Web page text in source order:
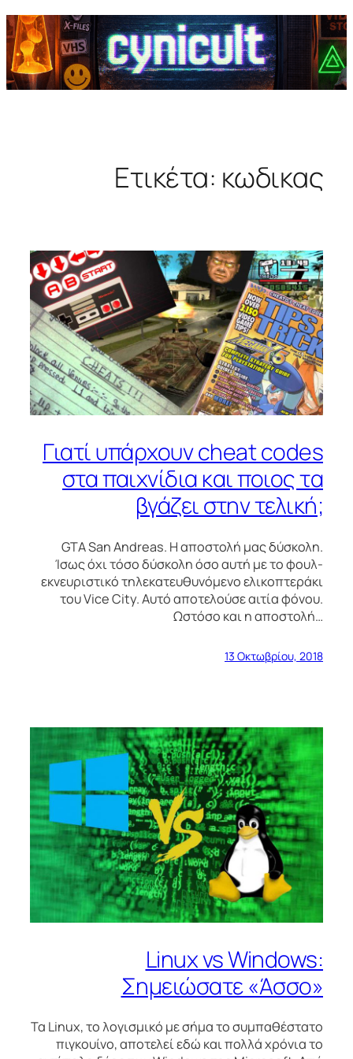
Ετικέτα: κωδικας
Γιατί υπάρχουν cheat codes
στα παιχνίδια και ποιος τα
βγάζει στην τελική;
GTA San Andreas. Η αποστολή μας δύσκολη.
Ίσως όχι τόσο δύσκολη όσο αυτή με το φουλ-
εκνευριστικό τηλεκατευθυνόμενο ελικοπτεράκι
του Vice City. Αυτό αποτελούσε αιτία φόνου.
Ωστόσο και η αποστολή…
13 Οκτωβρίου, 2018
Linux vs Windows:
Σημειώσατε «Άσσο»
Τα Linux, το λογισμικό με σήμα το συμπαθέστατο
πιγκουίνο, αποτελεί εδώ και πολλά χρόνια το